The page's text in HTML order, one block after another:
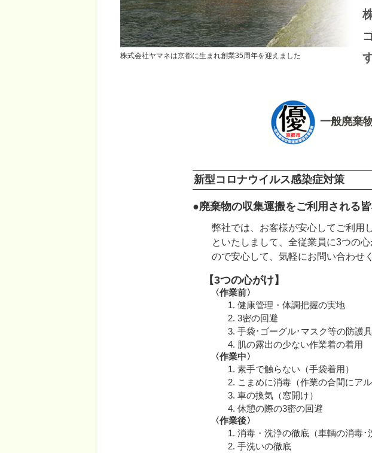
株式会社ヤマネは京都に生まれ創業35周年を迎えました
一般廃棄
新型コロナウイルス感染症対策
●廃棄物の収集運搬をご利用される
弊社では、お客様が安心してご利用
といたしまして、全従業員に3つの
ので安心して、気軽にお問い合わせ
【3つの心がけ】
〈作業前〉
健康管理・体調把握の実地
3密の回避
手袋･ゴーグル･マスク等の防護
肌の露出の少ない作業着の着用
〈作業中〉
素手で触らない（手袋着用）
こまめに消毒（作業の合間にア
車の換気（窓開け）
休憩の際の3密の回避
〈作業後〉
消毒・洗浄の徹底（車輌の消毒･
手洗いの徹底